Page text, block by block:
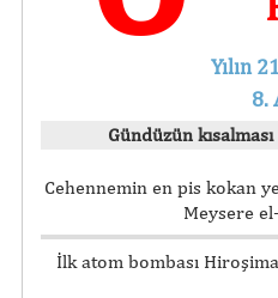
Yılın
8.
Gündüzün
Cehennemin en pis kokan
Meysere
İlk atom bombası